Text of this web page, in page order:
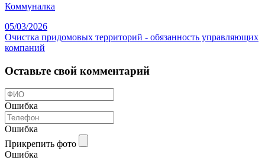
Коммуналка
05/03/2026
Очистка придомовых территорий - обязанность управляющих
компаний
Оставьте свой комментарий
Ошибка
Ошибка
Прикрепить фото
Ошибка